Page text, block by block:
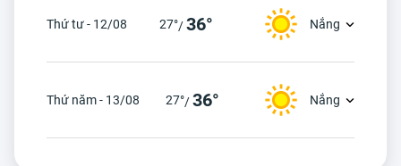
Thứ tư - 12/08 27°/36° Nắng
Thứ năm - 13/08 27°/36° Nắng